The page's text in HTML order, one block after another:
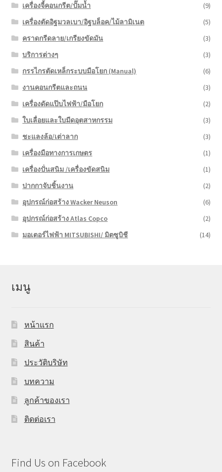
เครื่องจี้คอนกรีต/ปั๊มน้ำ
(9)
เครื่องตัดอิฐมวลเบา/อิฐบล็อค/ไม้ลามิเนต
(5)
คราดกรีดลาย/เกรียงขัดมัน
(3)
บริการต่างๆ
(3)
กรรไกรตัดเหล็กระบบมือโยก (Manual)
(6)
งานคอนกรีตและถนน
(3)
เครื่องดัดแป๊บไฟฟ้า/มือโยก
(2)
ใบเลื่อยและใบมีดอุตสาหกรรม
(3)
ชะแลงล้อ/เต่าลาก
(3)
เครื่องมือทางการเกษตร
(1)
เครื่องปั่นสนิม /เครื่องขัดสนิม
(1)
ปากกาจับชิ้นงาน
(2)
อุปกรณ์ก่อสร้าง Wacker Neuson
(6)
อุปกรณ์ก่อสร้าง Atlas Copco
(2)
มอเตอร์ไฟฟ้า MITSUBISHI/ มิตซูบิชี
(14)
เมนู
หน้าแรก
สินค้า
ประวัติบริษัท
บทความ
ลูกค้าของเรา
ติดต่อเรา
Find Us on Facebook